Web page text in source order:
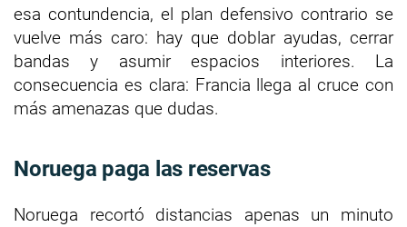
esa contundencia, el plan defensivo contrario se
vuelve más caro: hay que doblar ayudas, cerrar
bandas y asumir espacios interiores. La
consecuencia es clara: Francia llega al cruce con
más amenazas que dudas.
Noruega paga las reservas
Noruega recortó distancias apenas un minuto